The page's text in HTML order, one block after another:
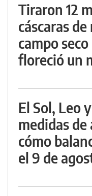
Tiraron 12
cáscaras
campo
floreció un
El Sol, Leo
medidas
cómo
el 9 de